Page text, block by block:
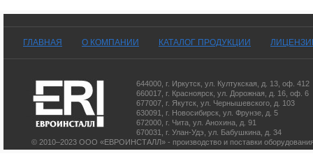
ГЛАВНАЯ О КОМПАНИИ КАТАЛОГ ПРОДУКЦИИ
644000 г. Иркутск ул. Култукская, д. 13 , оф. 412
660017 г. Красноярск ул. Дорожная, д. 16, оф. 6
677007 г. Якутск ул. Чернышевского, д. 103
630091
г. Новосибирск ул. Фрунзе, д. 5
672000 г. Чита ул. Анохина, д. 91
670031
г. Улан-Удэ ул. Бабушкина, д. 34
© 2010–2023 ООО «ЕВРОИНСТАЛЛ» - производство и поставки оборудования